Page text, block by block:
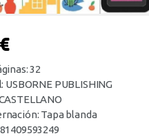
€
32
USBORNE PUBLISHING
Tapa blanda